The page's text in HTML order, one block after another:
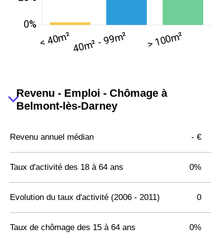
Revenu - Emploi - Chômage à
Belmont-lès-Darney
Revenu annuel médian - €
Taux d'activité des 18 à 64 ans 0%
Evolution du taux d'activité (2006 - 2011) 0
Taux de chômage des 15 à 64 ans 0%